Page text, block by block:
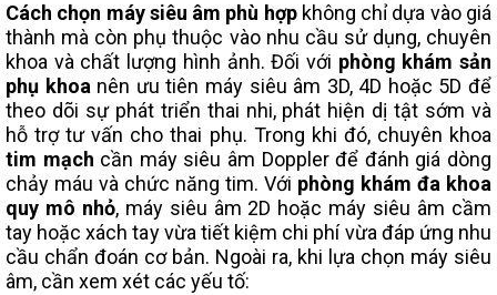
Cách chọn máy siêu âm phù hợpkhông chỉ dựa vào giá
thành mà còn phụ thuộc vào nhu cầu sử dụng, chuyên
khoa và chất lượng hình ảnh. Đối với phòng khám sản
phụ khoanên ưu tiên máy siêu âm 3D, 4D hoặc 5D để
theo dõi sự phát triển thai nhi, phát hiện dị tật sớm và
hỗ trợ tư vấn cho thai phụ. Trong khi đó, chuyên khoa
tim mạch cần máy siêu âm Doppler để đánh giá dòng
chảy máu và chức năng tim. Với phòng khám đa khoa
quy mô nhỏ, máy siêu âm 2D hoặc máy siêu âm cầm
tay hoặc xách tay vừa tiết kiệm chi phí vừa đáp ứng nhu
cầu chẩn đoán cơ bản. Ngoài ra, khi lựa chọn máy siêu
âm, cần xem xét các yếu tố: